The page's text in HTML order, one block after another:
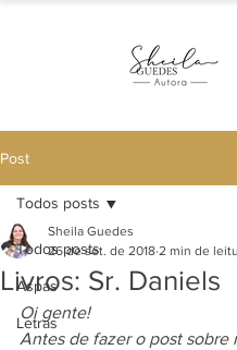
Post
Todos posts
Aspas
Letras
Todos posts
Livros: Sr. Daniels
Sheila Guedes
26 de set. de 2018 2 min de
Oi gente!
Antes de fazer o post sobre